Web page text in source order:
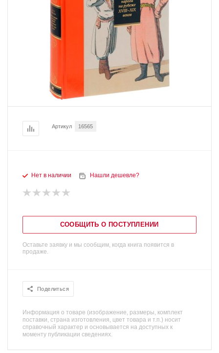
Артикул 16565
Нет в наличии Нашли дешевле?
СООБЩИТЬ О ПОСТУПЛЕНИИ
Оставьте заявку и мы сообщим, когда книга появится в
продаже.
Поделиться
Информация о товаре (изображение, размеры, комплект
поставки, страна изготовления, цвет товара и т.п.) носит
справочный характер и основывается на доступных к
моменту публикации сведениях.